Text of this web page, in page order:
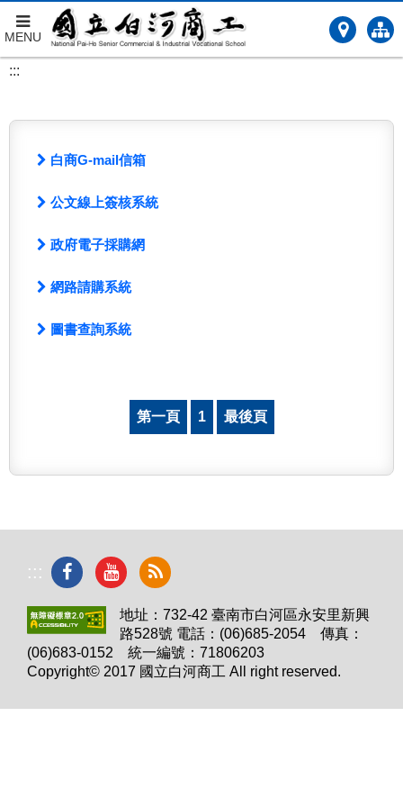
跳
到
要
MENU
:::
白商G-mail信箱
公文線上簽核系統
政府電子採購網
網路請購系統
圖書查詢系統
第一頁 1 最後頁
:::
地址：732-42 臺南市白河區永安里新興
路528號 電話：(06)685-2054 傳真：
(06)683-0152 統一編號：71806203
Copyright© 2017 國立白河商工 All right reserved.